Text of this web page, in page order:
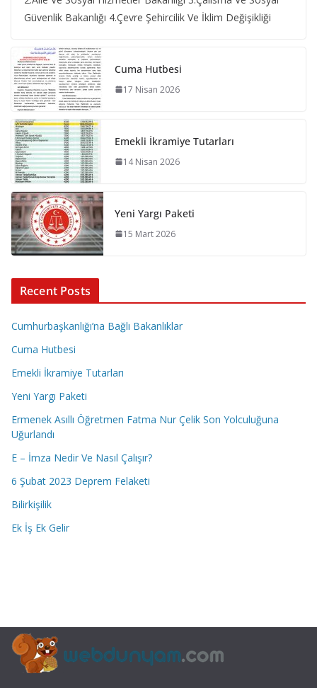
Güvenlik Bakanlığı 4.Çevre Şehircilik Ve İklim Değişikliği
Cuma Hutbesi
17 Nisan 2026
Emekli İkramiye Tutarları
14 Nisan 2026
Yeni Yargı Paketi
15 Mart 2026
Recent Posts
Cumhurbaşkanlığı’na Bağlı Bakanlıklar
Cuma Hutbesi
Emekli İkramiye Tutarları
Yeni Yargı Paketi
Ermenek Asıllı Öğretmen Fatma Nur Çelik Son Yolculuğuna
Uğurlandı
E – İmza Nedir Ve Nasıl Çalışır?
6 Şubat 2023 Deprem Felaketi
Bilirkişilik
Ek İş Ek Gelir